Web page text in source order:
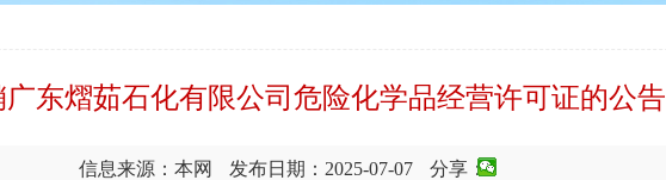
广东熠茹石化有限公司危险化学品经营许可证的公告
信息来源：本网 发布日期：2025-07-07 分享：